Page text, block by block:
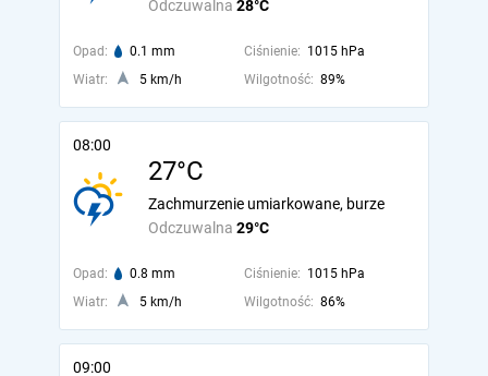
Odczuwalna 28°C
Opad: 0.1 mm Ciśnienie: 1015 hPa
Wiatr:
5 km/h Wilgotność: 89%
08:00
27°C
Odczuwalna 29°C
Zachmurzenie umiarkowane, burze
Opad: 0.8 mm Ciśnienie: 1015 hPa
Wiatr:
5 km/h Wilgotność: 86%
09:00